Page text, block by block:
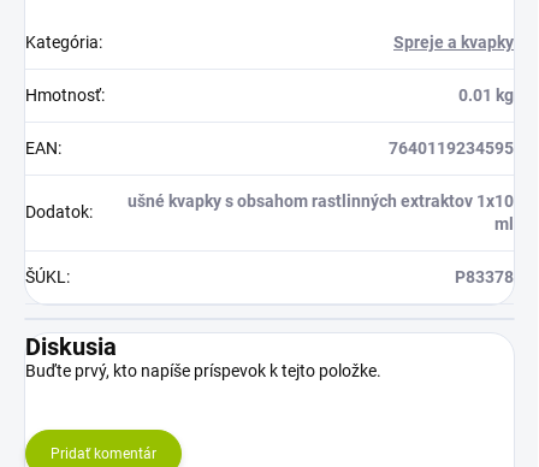
Kategória: Spreje a kvapky
Hmotnosť: 0.01 kg
EAN: 7640119234595
Dodatok:
ušné kvapky s obsahom rastlinných extraktov 1x10
ml
ŠÚKL : P83378
Diskusia
Buďte prvý, kto napíše príspevok k tejto položke.
Pridať komentár